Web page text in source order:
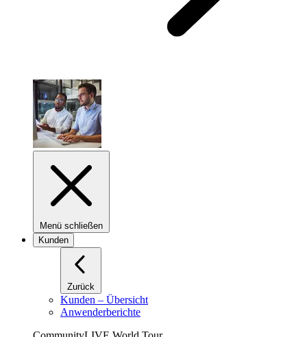
Menü schließen
Kunden
Zurück
Kunden – Übersicht
Anwenderberichte